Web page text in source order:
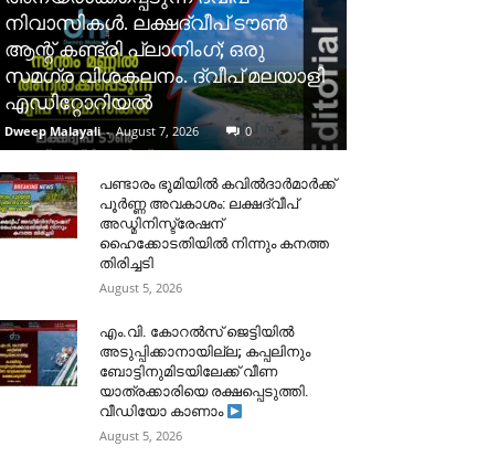
നിവാസികൾ. ലക്ഷദ്വീപ് ടൗൺ
ആന്റ് കണ്ട്രി പ്ലാനിംഗ്; ഒരു
സമഗ്ര വിശകലനം. ദ്വീപ് മലയാളി
എഡിറ്റോറിയൽ
Dweep Malayali - August 7, 2026 0
പണ്ടാരം ഭൂമിയിൽ കവിൽദാർമാർക്ക്
പൂർണ്ണ അവകാശം: ലക്ഷദ്വീപ്
അഡ്മിനിസ്ട്രേഷന്
ഹൈക്കോടതിയിൽ നിന്നും കനത്ത
തിരിച്ചടി
August 5, 2026
​എം.വി. കോറൽസ് ജെട്ടിയിൽ
അടുപ്പിക്കാനായില്ല; കപ്പലിനും
ബോട്ടിനുമിടയിലേക്ക് വീണ
യാത്രക്കാരിയെ രക്ഷപ്പെടുത്തി.
വീഡിയോ കാണാം
August 5, 2026